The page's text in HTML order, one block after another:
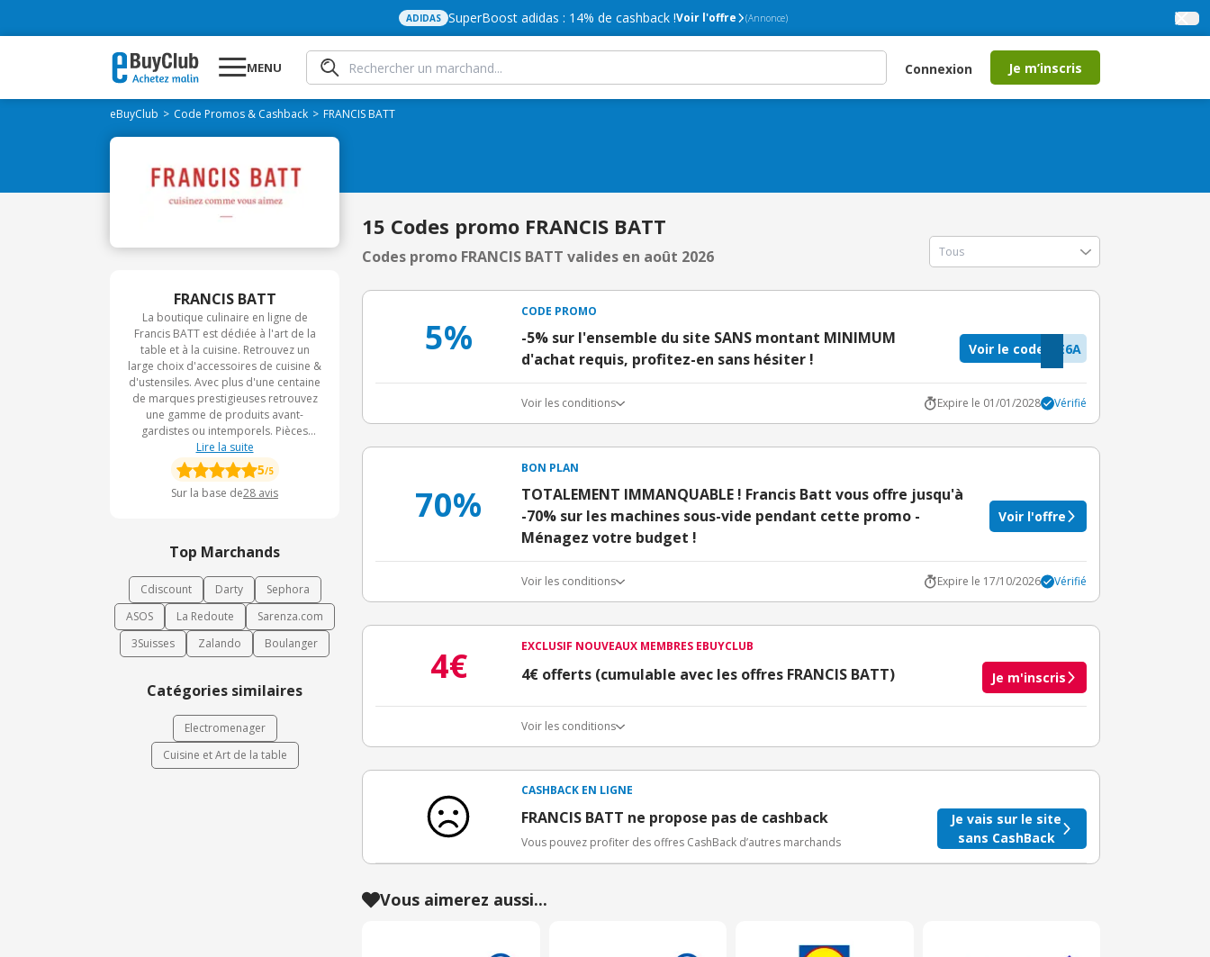
ADIDAS SuperBoost adidas : 14% de cashback !Voir l'offre (Annonce)
MENU Connexion Je m’inscris
eBuyClub Code Promos & Cashback FRANCIS BATT
FRANCIS BATT
La boutique culinaire en ligne de
Francis BATT est dédiée à l'art de la
table et à la cuisine. Retrouvez un
large choix d'accessoires de cuisine &
d'ustensiles. Avec plus d'une centaine
de marques prestigieuses retrouvez
une gamme de produits avant-
gardistes ou intemporels. Pièces
détachées, livres de recettes et
accessoires, robots cuiseurs, achetez
en toute confiance des produits de
qualité.
Lire la suite
5/5
Sur la base de28 avis
Top Marchands
Cdiscount Darty
Sephora
ASOS
La Redoute
Sarenza.com
3Suisses
Zalando Boulanger
Catégories similaires
Electromenager
Cuisine et Art de la table
15 Codes promo FRANCIS BATT
Codes promo FRANCIS BATT valides en août 2026
5%
CODE PROMO
-5% sur l'ensemble du site SANS montant MINIMUM
d'achat requis, profitez-en sans hésiter !
E6A
Voir le code
Voir les conditions Expire le 01/01/2028 Vérifié
70%
BON PLAN
TOTALEMENT IMMANQUABLE ! Francis Batt vous offre jusqu'à
-70% sur les machines sous-vide pendant cette promo -
Ménagez votre budget !
Voir l'offre
Voir les conditions Expire le 17/10/2026 Vérifié
4€ EXCLUSIF NOUVEAUX MEMBRES EBUYCLUB
4€ offerts (cumulable avec les offres FRANCIS BATT) Je m'inscris
Voir les conditions
3€ de bienvenue crédités immédiatement + 1€ supplémentaire crédité après le téléchargement de l'alerte
Offre réservée à une toute première inscription chez eBuyClub.
CASHBACK EN LIGNE
FRANCIS BATT ne propose pas de cashback
Vous pouvez profiter des offres CashBack d’autres marchands
Je vais sur le site
sans CashBack
Vous aimerez aussi...